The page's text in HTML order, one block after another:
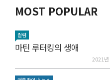
MOST POPULAR
컬럼
마틴 루터킹의 생애
2021